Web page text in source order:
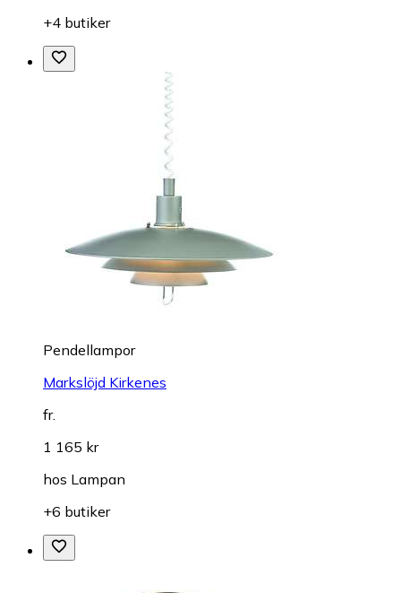
+4 butiker
Pendellampor
Markslöjd Kirkenes
fr.
1 165 kr
hos Lampan
+6 butiker